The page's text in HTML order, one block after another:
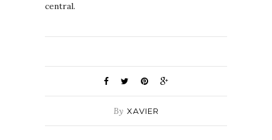
central.
By XAVIER